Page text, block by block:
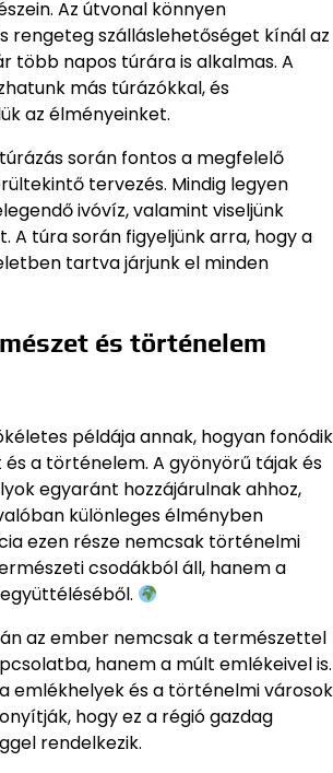
Az útvonal könnyen
rengeteg szálláslehetőséget kínál az
több napos túrára is alkalmas. A
más túrázókkal, és
az élményeinket.
során fontos a megfelelő
tervezés. Mindig legyen
ivóvíz, valamint viseljünk
A túra során figyeljünk arra, hogy a
tartva járjunk el minden
és történelem
példája annak, hogyan fonódik
a történelem. A gyönyörű tájak és
egyaránt hozzájárulnak ahhoz,
különleges élményben
ezen része nemcsak történelmi
csodákból áll, hanem a
az ember nemcsak a természettel
hanem a múlt emlékeivel is.
emlékhelyek és a történelmi városok
hogy ez a régió gazdag
rendelkezik.